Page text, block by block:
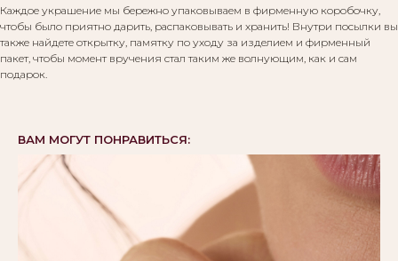
Каждое украшение мы бережно упаковываем в фирменную коробочку,
чтобы было приятно дарить, распаковывать и хранить! Внутри посылки вы
также найдете открытку, памятку по уходу за изделием и фирменный
пакет, чтобы момент вручения стал таким же волнующим, как и сам
подарок.
ВАМ МОГУТ ПОНРАВИТЬСЯ: